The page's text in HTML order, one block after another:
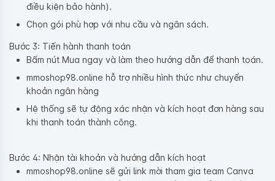
điều kiện bảo hành).
Chọn gói phù hợp với nhu cầu và ngân sách.
Bước 3: Tiến hành thanh toán
Bấm nút Mua ngay và làm theo hướng dẫn để thanh toán.
mmoshop98.online hỗ trợ nhiều hình thức như chuyển
khoản ngân hàng
Hệ thống sẽ tự động xác nhận và kích hoạt đơn hàng sau
khi thanh toán thành công.
Bước 4: Nhận tài khoản và hướng dẫn kích hoạt
mmoshop98.online sẽ gửi link mời tham gia team Canva